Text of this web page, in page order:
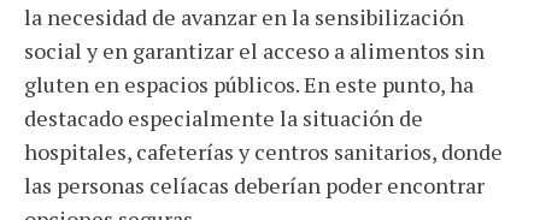
la necesidad de avanzar en la sensibilización
social y en garantizar el acceso a alimentos sin
gluten en espacios públicos. En este punto, ha
destacado especialmente la situación de
hospitales, cafeterías y centros sanitarios, donde
las personas celíacas deberían poder encontrar